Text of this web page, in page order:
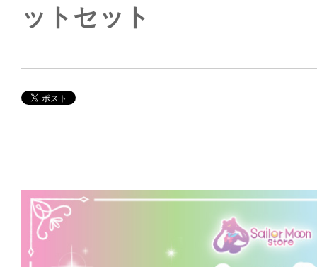
ットセット